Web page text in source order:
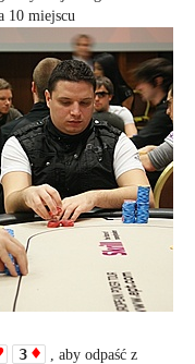
10 miejscu
3
, aby odpaść z